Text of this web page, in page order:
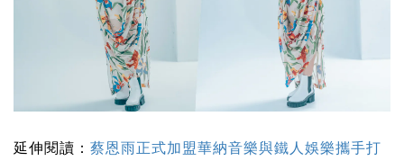
延伸閱讀： 蔡恩雨正式加盟華納音樂與鐵人娛樂攜手打